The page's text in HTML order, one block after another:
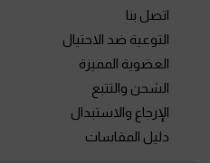
اتصل بنا
التوعية ضد الاحتيال
العضوية المميزة
الشحن والتتبع
الإرجاع والاستبدال
دليل المقاسات